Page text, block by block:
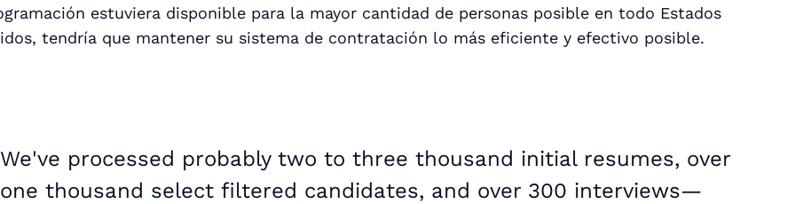
estuviera disponible para la mayor cantidad de personas posible en todo Estados
tendría que mantener su sistema de contratación lo más eficiente y efectivo posible.
We've processed probably two to three thousand initial resumes, over
one thousand select filtered candidates, and over 300 interviews—